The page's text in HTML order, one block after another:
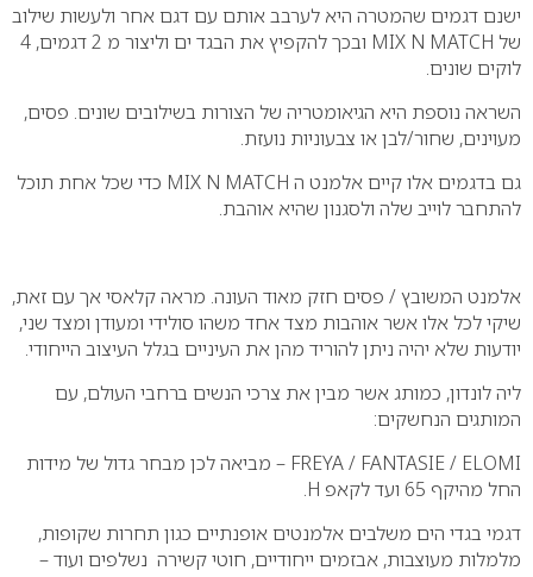
ישנם דגמים שהמטרה היא לערבב אותם עם דגם אחר ולעשות שילוב
של MIX N MATCH ובכך להקפיץ את הבגד ים וליצור מ 2 דגמים, 4
לוקים שונים.
השראה נוספת היא הגיאומטריה של הצורות בשילובים שונים. פסים,
מעוינים, שחור/לבן או צבעוניות נועזת.
גם בדגמים אלו קיים אלמנט ה MIX N MATCH כדי שכל אחת תוכל
להתחבר לוייב שלה ולסגנון שהיא אוהבת.
אלמנט המשובץ / פסים חזק מאוד העונה. מראה קלאסי אך עם זאת,
שיקי לכל אלו אשר אוהבות מצד אחד משהו סולידי ומעודן ומצד שני,
יודעות שלא יהיה ניתן להוריד מהן את העיניים בגלל העיצוב הייחודי.
ליה לונדון, כמותג אשר מבין את צרכי הנשים ברחבי העולם, עם
המותגים הנחשקים:
FREYA / FANTASIE / ELOMI – מביאה לכן מבחר גדול של מידות
החל מהיקף 65 ועד לקאפ H.
דגמי בגדי הים משלבים אלמנטים אופנתיים כגון תחרות שקופות,
מלמלות מעוצבות, אבזמים ייחודיים, חוטי קשירה נשלפים ועוד –